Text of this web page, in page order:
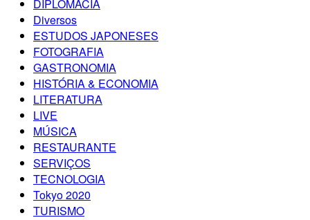
DIPLOMACIA
Diversos
ESTUDOS JAPONESES
FOTOGRAFIA
GASTRONOMIA
HISTÓRIA & ECONOMIA
LITERATURA
LIVE
MÚSICA
RESTAURANTE
SERVIÇOS
TECNOLOGIA
Tokyo 2020
TURISMO